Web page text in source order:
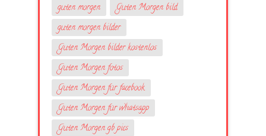
guten morgen
Guten Morgen bild
guten morgen bilder
Guten Morgen bilder kostenlos
Guten Morgen fotos
Guten Morgen für facebook
Guten Morgen für whatsapp
Guten Morgen gb pics